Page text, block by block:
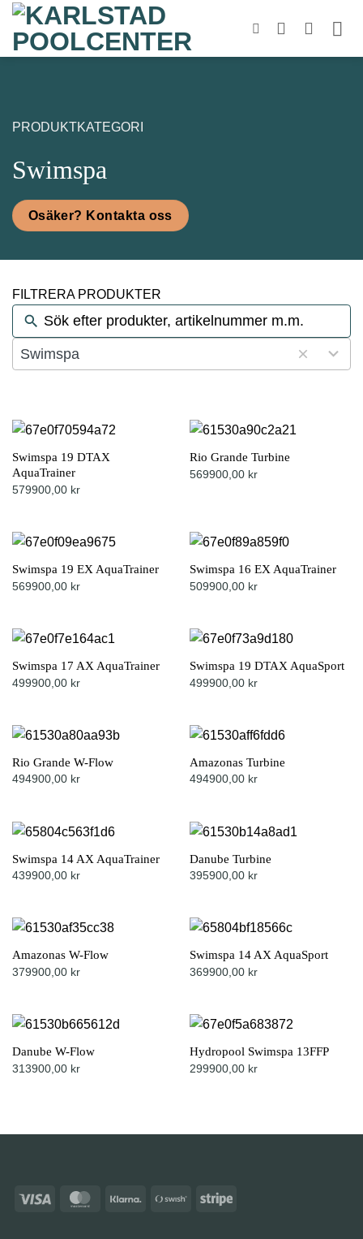
Skip
content
PRODUKTKATEGORI
Swimspa
Osäker? Kontakta oss
FILTRERA PRODUKTER
Swimspa
results
Swimspa 19 DTAX
AquaTrainer
579900,00 kr
Rio Grande Turbine
569900,00 kr
Swimspa 19 EX AquaTrainer
569900,00 kr
Swimspa 16 EX AquaTrainer
509900,00 kr
Swimspa 17 AX AquaTrainer
499900,00 kr
Swimspa 19 DTAX AquaSport
499900,00 kr
Rio Grande W-Flow
494900,00 kr
Amazonas Turbine
494900,00 kr
Swimspa 14 AX AquaTrainer
439900,00 kr
Danube Turbine
395900,00 kr
Amazonas W-Flow
379900,00 kr
Swimspa 14 AX AquaSport
369900,00 kr
Danube W-Flow
313900,00 kr
Hydropool Swimspa 13FFP
299900,00 kr
Visa MasterCardKlarna Swish
Stripe